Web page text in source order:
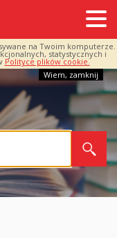
na Twoim komputerze.
statystycznych i
Polityce plików cookie.
Wiem, zamknij